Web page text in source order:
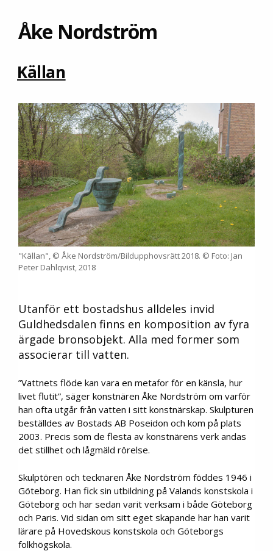
Åke Nordström
Källan
"Källan", © Åke Nordström/Bildupphovsrätt 2018. © Foto: Jan
Peter Dahlqvist, 2018
Utanför ett bostadshus alldeles invid
Guldhedsdalen finns en komposition av fyra
ärgade bronsobjekt. Alla med former som
associerar till vatten.
”Vattnets flöde kan vara en metafor för en känsla, hur
livet flutit”, säger konstnären Åke Nordström om varför
han ofta utgår från vatten i sitt konstnärskap. Skulpturen
beställdes av Bostads AB Poseidon och kom på plats
2003. Precis som de flesta av konstnärens verk andas
det stillhet och lågmäld rörelse.
Skulptören och tecknaren Åke Nordström föddes 1946 i
Göteborg. Han fick sin utbildning på Valands konstskola i
Göteborg och har sedan varit verksam i både Göteborg
och Paris. Vid sidan om sitt eget skapande har han varit
lärare på Hovedskous konstskola och Göteborgs
folkhögskola.